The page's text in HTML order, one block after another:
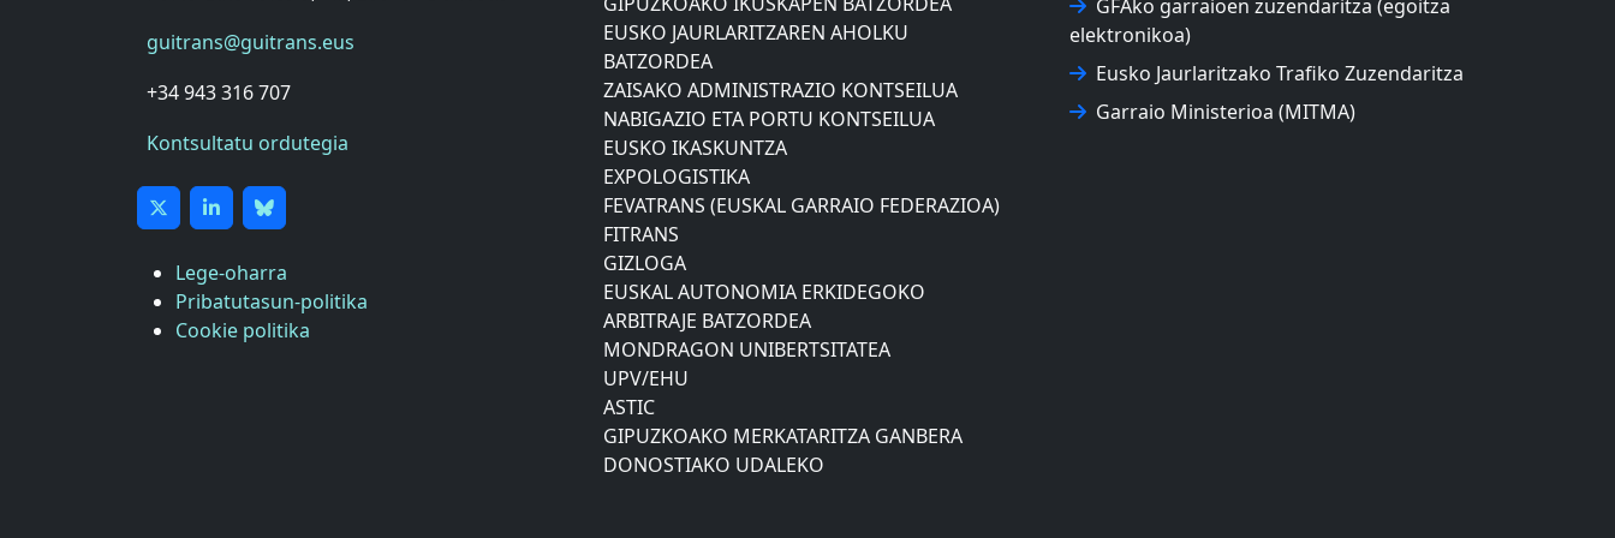
guitrans@guitrans.eus
+34 943 316 707
Kontsultatu ordutegia
Lege-oharra
Pribatutasun-politika
Cookie politika
EUSKO JAURLARITZAREN AHOLKU
BATZORDEA
ZAISAKO ADMINISTRAZIO KONTSEILUA
NABIGAZIO ETA PORTU KONTSEILUA
EUSKO IKASKUNTZA
EXPOLOGISTIKA
FEVATRANS (EUSKAL GARRAIO FEDERAZIOA)
FITRANS
GIZLOGA
EUSKAL AUTONOMIA ERKIDEGOKO
ARBITRAJE BATZORDEA
MONDRAGON UNIBERTSITATEA
UPV/EHU
ASTIC
GIPUZKOAKO MERKATARITZA GANBERA
DONOSTIAKO UDALEKO
GFAko garraioen zuzendaritza (egoitza
elektronikoa)
Eusko Jaurlaritzako Trafiko Zuzendaritza
Garraio Ministerioa (MITMA)